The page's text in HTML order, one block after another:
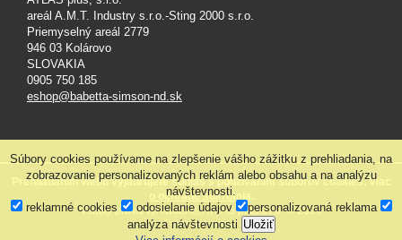
areál A.M.T. Industry s.r.o.-Sting 2000 s.r.o.
Priemyselný areál 2779
946 03 Kolárovo
SLOVAKIA
0905 750 185
eshop@babetta-simson-nd.sk
Prehliadaním webu vyjadrujete súhlas s používaním súborov cookies. Viac
o ochrane súkromia
Všetky práva vyhradené, ATLAS plus s.r.o. © 2026
Tvorba web stránok
Súbory cookies používame na zlepšenie vášho zážitku z prehliadania, na
zobrazovanie personalizovaných reklám alebo obsahu a na analýzu
návštevnosti.
reklamné cookies
odosielanie údajov
personalizovaná reklama
analýza návštevnosti Uložiť